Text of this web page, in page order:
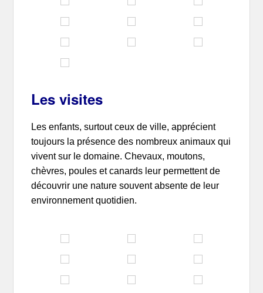
Les visites
Les enfants, surtout ceux de ville, apprécient
toujours la présence des nombreux animaux qui
vivent sur le domaine. Chevaux, moutons,
chèvres, poules et canards leur permettent de
découvrir une nature souvent absente de leur
environnement quotidien.